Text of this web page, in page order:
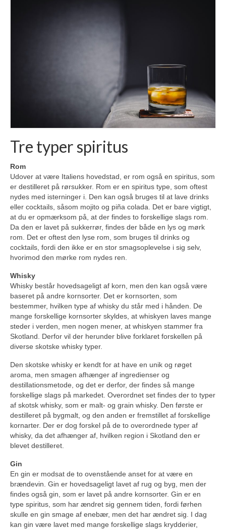
Tre typer spiritus
Rom
Udover at være Italiens hovedstad, er rom også en spiritus, som
er destilleret på rørsukker. Rom er en spiritus type, som oftest
nydes med isterninger i. Den kan også bruges til at lave drinks
eller cocktails, såsom mojito og piña colada. Det er bare vigtigt,
at du er opmærksom på, at der findes to forskellige slags rom.
Da den er lavet på sukkerrør, findes der både en lys og mørk
rom. Det er oftest den lyse rom, som bruges til drinks og
cocktails, fordi den ikke er en stor smagsoplevelse i sig selv,
hvorimod den mørke rom nydes ren.
Whisky
Whisky består hovedsageligt af korn, men den kan også være
baseret på andre kornsorter. Det er kornsorten, som
bestemmer, hvilken type af whisky du står med i hånden. De
mange forskellige kornsorter skyldes, at whiskyen laves mange
steder i verden, men nogen mener, at whiskyen stammer fra
Skotland. Derfor vil der herunder blive forklaret forskellen på
diverse skotske whisky typer.
Den skotske whisky er kendt for at have en unik og røget
aroma, men smagen afhænger af ingredienser og
destillationsmetode, og det er derfor, der findes så mange
forskellige slags på markedet. Overordnet set findes der to typer
af skotsk whisky, som er malt- og grain whisky. Den første er
destilleret på bygmalt, og den anden er fremstillet af forskellige
kornarter. Der er dog forskel på de to overordnede typer af
whisky, da det afhænger af, hvilken region i Skotland den er
blevet destilleret.
Gin
En gin er modsat de to ovenstående anset for at være en
brændevin. Gin er hovedsageligt lavet af rug og byg, men der
findes også gin, som er lavet på andre kornsorter. Gin er en
type spiritus, som har ændret sig gennem tiden, fordi førhen
skulle en gin smage af enebær, men det har ændret sig. I dag
kan gin være lavet med mange forskellige slags krydderier,